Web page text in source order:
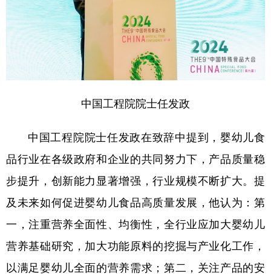
中国工程院院士任发政
中国工程院院士任发政在致辞中提到，婴幼儿食
品行业在各级政府和企业的共同努力下，产品质量稳
步提升，创新能力显著增强，行业规模不断扩大。提
及未来如何促进婴幼儿食品高质量发展，他认为：第
一，注重营养全面性、均衡性，全行业应加大婴幼儿
营养基础研究，加大功能原料的挖掘与产业化工作，
以满足婴幼儿全面的营养需求；第二，关注产品的安